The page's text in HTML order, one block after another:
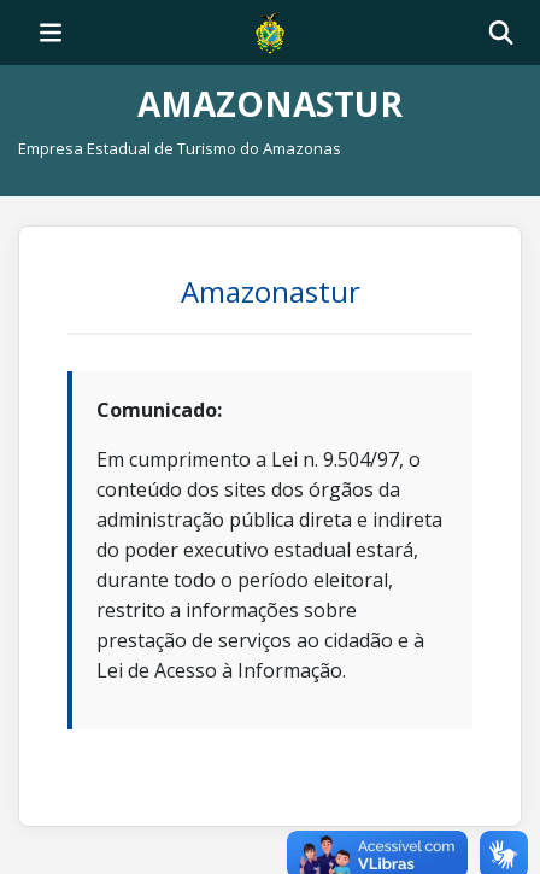
AMAZONASTUR
Empresa Estadual de Turismo do Amazonas
Amazonastur
Comunicado:
Em cumprimento a Lei n. 9.504/97, o
conteúdo dos sites dos órgãos da
administração pública direta e indireta
do poder executivo estadual estará,
durante todo o período eleitoral,
restrito a informações sobre
prestação de serviços ao cidadão e à
Lei de Acesso à Informação.